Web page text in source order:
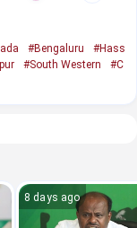
#Bengaluru
#Hass
#South Western
#C
8 days ago